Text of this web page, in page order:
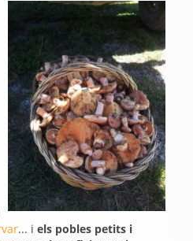
... i els pobles petits i